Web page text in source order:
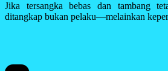
Jika tersangka bebas dan tambang
ditangkap bukan pelaku—melainkan